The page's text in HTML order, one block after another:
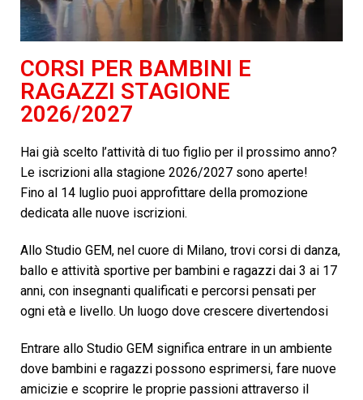
CORSI PER BAMBINI E
RAGAZZI STAGIONE
2026/2027
Hai già scelto l’attività di tuo figlio per il prossimo anno?
Le iscrizioni alla stagione 2026/2027 sono aperte!
Fino al 14 luglio puoi approfittare della promozione
dedicata alle nuove iscrizioni.
Allo Studio GEM, nel cuore di Milano, trovi corsi di danza,
ballo e attività sportive per bambini e ragazzi dai 3 ai 17
anni, con insegnanti qualificati e percorsi pensati per
ogni età e livello. Un luogo dove crescere divertendosi
Entrare allo Studio GEM significa entrare in un ambiente
dove bambini e ragazzi possono esprimersi, fare nuove
amicizie e scoprire le proprie passioni attraverso il